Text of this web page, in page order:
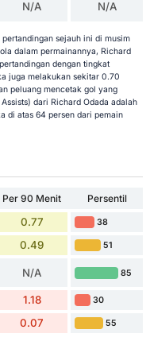
N/A N/A
sejauh ini di musim
dalam permainannya, Richard
dengan tingkat
juga melakukan sekitar 0.70
peluang mencetak gol yang
dari Richard Odada adalah
di atas 64 persen dari pemain
Per 90 Menit
Persentil
0.77 38
0.49 51
N/A 85
1.18 30
0.07 55